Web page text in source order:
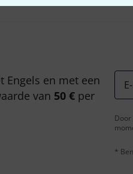
Engels en met een
van 50 € per
*